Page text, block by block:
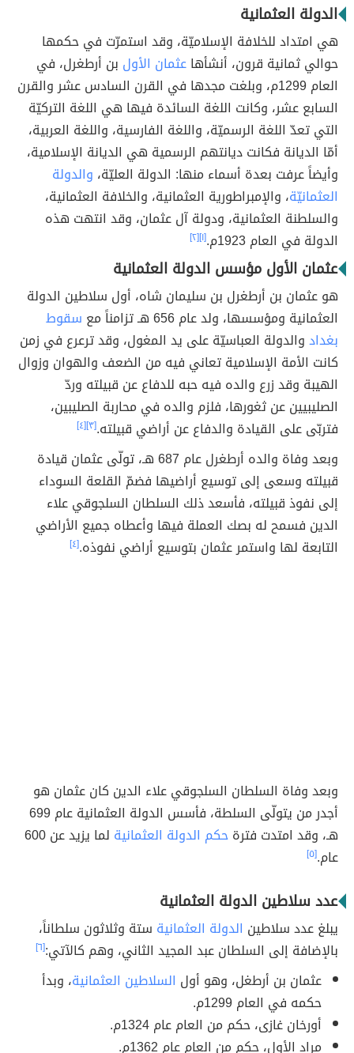
الدولة العثمانية
هي امتداد للخلافة الإسلاميّة، وقد استمرّت في حكمها
حوالي ثمانية قرون، أنشأهاعثمان الأول بن أرطغرل، في
العام 1299م، وبلغت مجدها في القرن السادس عشر والقرن
السابع عشر، وكانت اللغة السائدة فيها هي اللغة التركيّة
التي تعدّ اللغة الرسميّة، واللغة الفارسية، واللغة العربية،
أمّا الديانة فكانت ديانتهم الرسمية هي الديانة الإسلامية،
وأيضاً عرفت بعدة أسماء منها: الدولة العليّة، والدولة
العثمانيّة، والإمبراطورية العثمانية، والخلافة العثمانية،
والسلطنة العثمانية، ودولة آل عثمان، وقد انتهت هذه
الدولة في العام 1923م.
[١] [٢]
عثمان الأول مؤسس الدولة العثمانية
هو عثمان بن أرطغرل بن سليمان شاه، أول سلاطين الدولة
العثمانية ومؤسسها، ولد عام 656 هـ تزامناً مع
سقوط
بغدادوالدولة العباسيّة على يد المغول، وقد ترعرع في زمن
كانت الأمة الإسلامية تعاني فيه من الضعف والهوان وزوال
الهيبة وقد زرع والده فيه حبه للدفاع عن قبيلته وردّ
الصليبيين عن ثغورها، فلزم والده في محاربة الصليبين،
فتربّى على القيادة والدفاع عن أراضي قبيلته.[٣] [٤]
وبعد وفاة والده أرطغرل عام 687 هـ، تولّى عثمان قيادة
قبيلته وسعى إلى توسيع أراضيها فضمّ القلعة السوداء
إلى نفوذ قبيلته، فأسعد ذلك السلطان السلجوقي علاء
الدين فسمح له بصك العملة فيها وأعطاه جميع الأراضي
التابعة لها واستمر عثمان بتوسيع أراضي نفوذه.[٤]
وبعد وفاة السلطان السلجوقي علاء الدين كان عثمان هو
أجدر من يتولّى السلطة، فأسس الدولة العثمانية عام 699
هـ، وقد امتدت فترةحكم الدولة العثمانية
لما يزيد عن 600
عام.[٥]
عدد سلاطين الدولة العثمانية
يبلغ عدد سلاطين الدولة العثمانية ستة وثلاثون سلطاناً،
بالإضافة إلى السلطان عبد المجيد الثاني، وهم كالآتي:[٦]
عثمان بن أرطغل، وهو أول السلاطين العثمانية، وبدأ
حكمه في العام 1299م.
أورخان غازى، حكم من العام عام 1324م.
مراد الأول، حكم من العام عام 1362م.